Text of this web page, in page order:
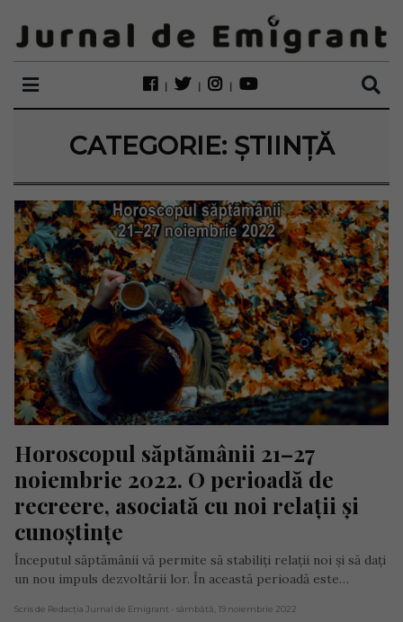
CATEGORIE: ȘTIINȚĂ
Horoscopul săptămânii 21–27
noiembrie 2022. O perioadă de
recreere, asociată cu noi relații și
cunoștințe
Începutul săptămânii vă permite să stabiliți relații noi și să dați
un nou impuls dezvoltării lor. În această perioadă este…
Scris de Redacția Jurnal de Emigrant - sâmbătă, 19 noiembrie 2022